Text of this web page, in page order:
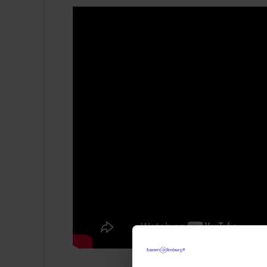
vinden wanneer dat nodig is. Hoewel je
alleen voor. De lijnen zijn kort, er wordt